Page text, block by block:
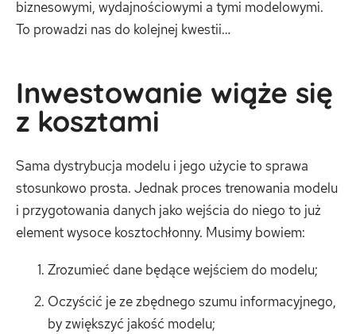
biznesowymi, wydajnościowymi a tymi modelowymi.
To prowadzi nas do kolejnej kwestii…
Inwestowanie wiąże się
z kosztami
Sama dystrybucja modelu i jego użycie to sprawa
stosunkowo prosta. Jednak proces trenowania modelu
i przygotowania danych jako wejścia do niego to już
element wysoce kosztochłonny. Musimy bowiem:
Zrozumieć dane będące wejściem do modelu;
Oczyścić je ze zbędnego szumu informacyjnego,
by zwiększyć jakość modelu;